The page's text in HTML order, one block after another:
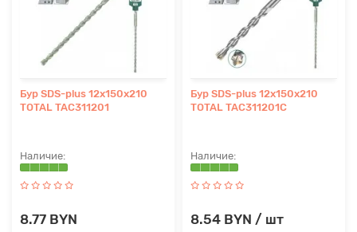
Бур SDS-plus 12x150x210
TOTAL TAC311201
8.77 BYN
Бур SDS-plus 12x150x210
TOTAL TAC311201C
8.54 BYN / шт